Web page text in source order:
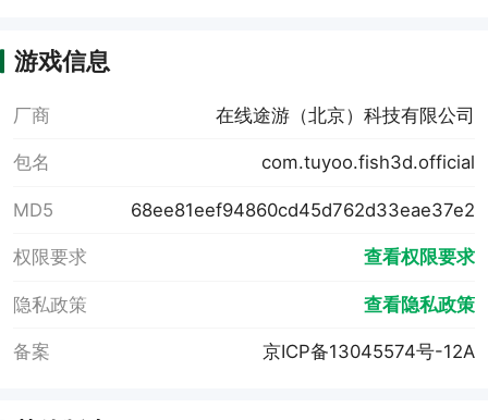
游戏信息
厂商 在线途游（北京）科技有限公司
包名 com.tuyoo.fish3d.official
MD5 68ee81eef94860cd45d762d33eae37e2
权限要求 查看权限要求
隐私政策 查看隐私政策
备案 京ICP备13045574号-12A